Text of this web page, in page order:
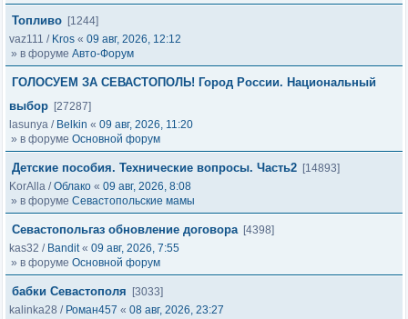
Топливо [1244]
vaz111 / Kros « 09 авг, 2026, 12:12
» в форуме Авто-Форум
ГОЛОСУЕМ ЗА СЕВАСТОПОЛЬ! Город России. Национальный
выбор [27287]
lasunya / Belkin « 09 авг, 2026, 11:20
» в форуме Основной форум
Детские пособия. Технические вопросы. Часть2 [14893]
KorAlla /Облако « 09 авг, 2026, 8:08
» в форуме Севастопольские мамы
Севастопольгаз обновление договора [4398]
kas32 / Bandit« 09 авг, 2026, 7:55
» в форуме Основной форум
бабки Севастополя
[3033]
kalinka28 / Роман457 « 08 авг, 2026, 23:27